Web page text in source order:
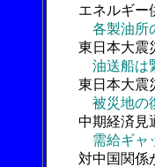
エネルギー供
各製油所
東日本大震災
油送船は
東日本大震災
被災地の
中期経済見
需給ギャ
対中国関係